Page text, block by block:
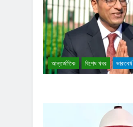
আন্তর্জাতিক বিশেষ খবর ভারতবর্ষ